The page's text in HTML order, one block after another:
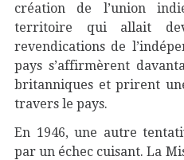
création de l’union
territoire qui allait
revendications de
pays s’affirmèrent
britanniques et prirent
travers le pays.
En 1946, une autre
par un échec cuisant. La